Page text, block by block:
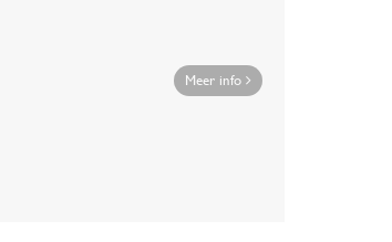
Meer info